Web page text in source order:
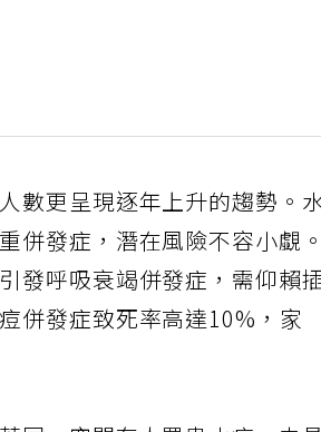
數更呈現逐年上升的趨勢。
併發症，潛在風險不容小覷
發呼吸衰竭併發症，需仰賴
併發症致死率高達10%，家